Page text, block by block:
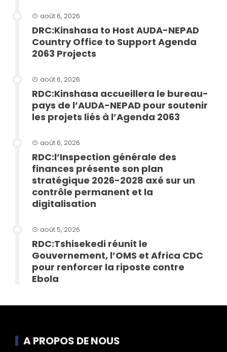
août 6, 2026
DRC:Kinshasa to Host AUDA-NEPAD
Country Office to Support Agenda
2063 Projects
août 6, 2026
RDC:Kinshasa accueillera le bureau-
pays de l’AUDA-NEPAD pour soutenir
les projets liés à l’Agenda 2063
août 6, 2026
RDC:l’Inspection générale des
finances présente son plan
stratégique 2026-2028 axé sur un
contrôle permanent et la
digitalisation
août 5, 2026
RDC:Tshisekedi réunit le
Gouvernement, l’OMS et Africa CDC
pour renforcer la riposte contre
Ebola
A PROPOS DE NOUS